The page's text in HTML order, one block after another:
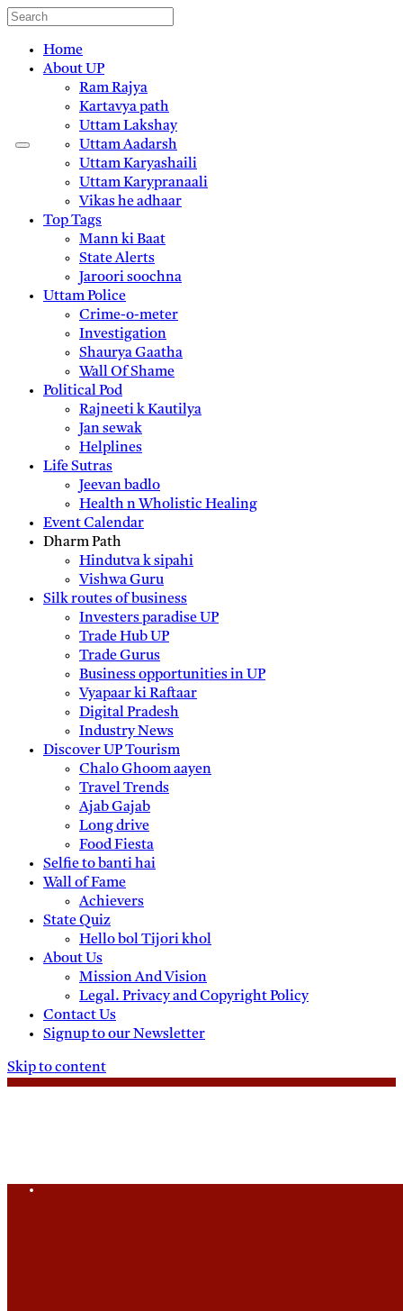
Home
About UP
Ram Rajya
Kartavya path
Uttam Lakshay
Uttam Aadarsh
Uttam Karyashaili
Uttam Karypranaali
Vikas he adhaar
Top Tags
Mann ki Baat
State Alerts
Jaroori soochna
Uttam Police
Crime-o-meter
Investigation
Shaurya Gaatha
Wall Of Shame
Political Pod
Rajneeti k Kautilya
Jan sewak
Helplines
Life Sutras
Jeevan badlo
Health n Wholistic Healing
Event Calendar
Dharm Path
Hindutva k sipahi
Vishwa Guru
Silk routes of business
Investers paradise UP
Trade Hub UP
Trade Gurus
Business opportunities in UP
Vyapaar ki Raftaar
Digital Pradesh
Industry News
Discover UP Tourism
Chalo Ghoom aayen
Travel Trends
Ajab Gajab
Long drive
Food Fiesta
Selfie to banti hai
Wall of Fame
Achievers
State Quiz
Hello bol Tijori khol
About Us
Mission And Vision
Legal. Privacy and Copyright Policy
Contact Us
Signup to our Newsletter
Skip to content